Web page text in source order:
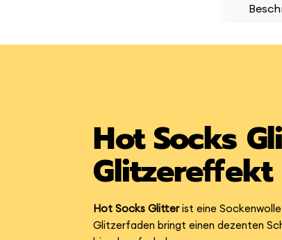
Hot Socks
Glitzereffekt
Hot Socks Glitterist eine
Glitzerfaden bringt einen dezenten